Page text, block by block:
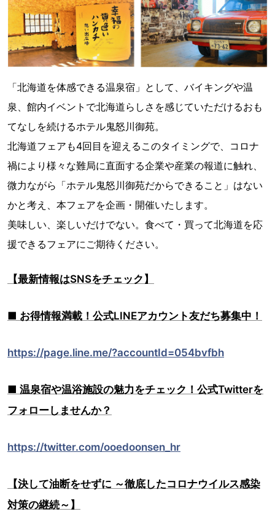
​「北海道を体感できる温泉宿」として、バイキングや温
泉、館内イベントで北海道らしさを感じていただけるおも
てなしを続けるホテル鬼怒川御苑。
北海道フェアも4回目を迎えるこのタイミングで、コロナ
禍により様々な難局に直面する企業や産業の報道に触れ、
微力ながら「ホテル鬼怒川御苑だからできること」はない
かと考え、本フェアを企画・開催いたします。
美味しい、楽しいだけでない。食べて・買って北海道を応
援できるフェアにご期待ください。
【最新情報はSNSをチェック】
■ お得情報満載！公式LINEアカウント友だち募集中！
https://page.line.me/?accountId=054bvfbh
■ 温泉宿や温浴施設の魅力をチェック！公式Twitterを
フォローしませんか？
https://twitter.com/ooedoonsen_hr
【決して油断をせずに ～徹底したコロナウイルス感染
対策の継続～】